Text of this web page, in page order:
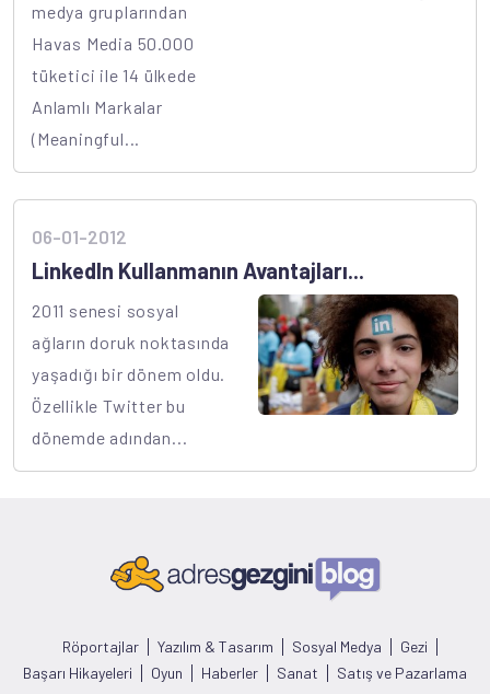
medya gruplarından
Havas Media 50.000
tüketici ile 14 ülkede
Anlamlı Markalar
(Meaningful...
06-01-2012
LinkedIn Kullanmanın Avantajları...
2011 senesi sosyal
ağların doruk noktasında
yaşadığı bir dönem oldu.
Özellikle Twitter bu
dönemde adından...
Röportajlar Yazılım & Tasarım Sosyal Medya
Gezi
Başarı Hikayeleri
Oyun Haberler Sanat Satış ve Pazarlama